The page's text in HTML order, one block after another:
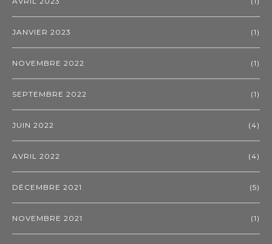
JANVIER 2023 (1)
NOVEMBRE 2022 (1)
SEPTEMBRE 2022 (1)
JUIN 2022 (4)
AVRIL 2022 (4)
DÉCEMBRE 2021 (5)
NOVEMBRE 2021 (1)